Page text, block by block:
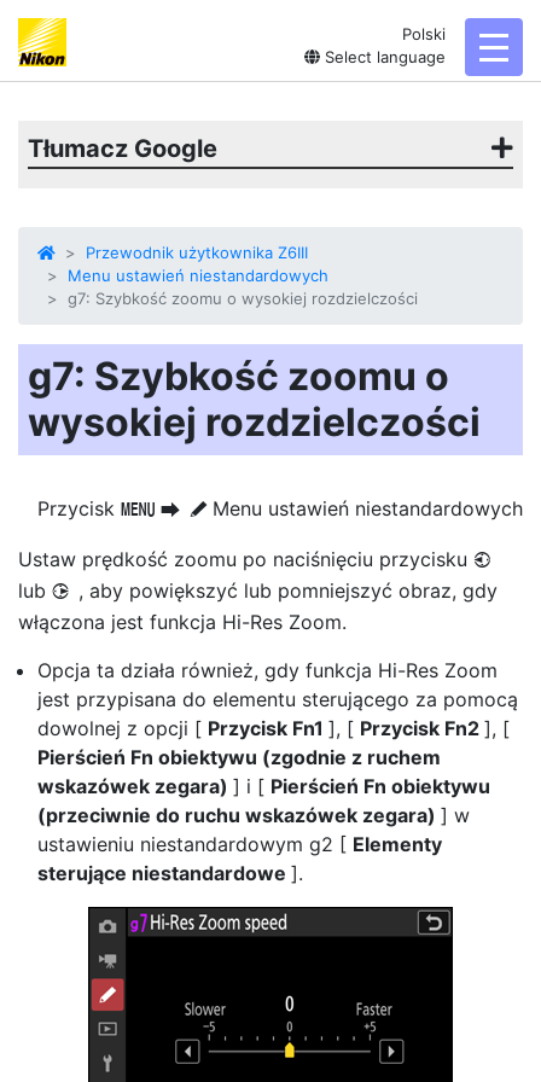
Polski
Select language
Tłumacz Google
Przewodnik użytkownika Z6III
Menu ustawień niestandardowych
g7: Szybkość zoomu o wysokiej rozdzielczości
g7: Szybkość zoomu o
wysokiej rozdzielczości
Przycisk G U A Menu ustawień niestandardowych
Ustaw prędkość zoomu po naciśnięciu przycisku 4
lub 2 , aby powiększyć lub pomniejszyć obraz, gdy
włączona jest funkcja Hi-Res Zoom.
Opcja ta działa również, gdy funkcja Hi-Res Zoom
jest przypisana do elementu sterującego za pomocą
dowolnej z opcji [ Przycisk Fn1 ], [ Przycisk Fn2 ], [
Pierścień Fn obiektywu (zgodnie z ruchem
wskazówek zegara) ] i [ Pierścień Fn obiektywu
(przeciwnie do ruchu wskazówek zegara) ] w
ustawieniu niestandardowym g2 [ Elementy
sterujące niestandardowe ].